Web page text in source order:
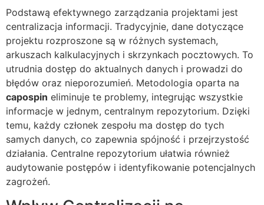
Podstawą efektywnego zarządzania projektami jest
centralizacja informacji. Tradycyjnie, dane dotyczące
projektu rozproszone są w różnych systemach,
arkuszach kalkulacyjnych i skrzynkach pocztowych. To
utrudnia dostęp do aktualnych danych i prowadzi do
błędów oraz nieporozumień. Metodologia oparta na
capospin eliminuje te problemy, integrując wszystkie
informacje w jednym, centralnym repozytorium. Dzięki
temu, każdy członek zespołu ma dostęp do tych
samych danych, co zapewnia spójność i przejrzystość
działania. Centralne repozytorium ułatwia również
audytowanie postępów i identyfikowanie potencjalnych
zagrożeń.